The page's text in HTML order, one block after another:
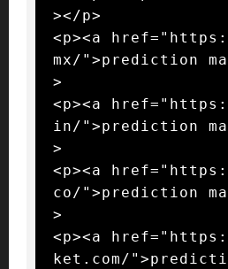
></p>
<p><a
mx/">prediction
>
<p><a
in/">prediction
>
<p><a
co/">prediction
>
<p><a
ket.com/